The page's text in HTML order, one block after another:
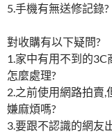
5.手機有無送修記錄
對收購有以下疑問?
1.家中有用不到的3C
怎麼處理?
2.之前使用網路拍賣,
嫌麻煩嗎?
3.要跟不認識的網友